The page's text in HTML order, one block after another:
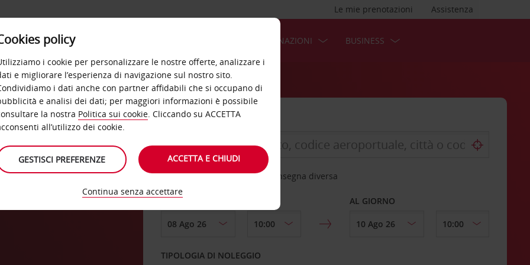
Assistenza
Le mie prenotazioni
OFFERTE DESTINAZIONI BUSINESS
Scegli una località di riconsegna diversa
DAL GIORNO AL GIORNO
TIPOLOGIA DI NOLEGGIO
policy
i cookie per personalizzare le nostre offerte, analizzare i
e migliorare l’esperienza di navigazione sul nostro sito.
i dati anche con partner affidabili che si occupano di
e analisi dei dati; per maggiori informazioni è possibile
la nostra Politica sui cookie. Cliccando su ACCETTA
all’utilizzo dei cookie.
GESTISCI PREFERENZE ACCETTA E CHIUDI
Continua senza accettare